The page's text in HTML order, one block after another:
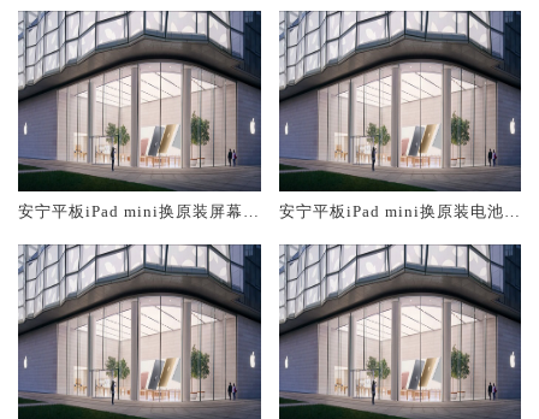
安宁平板iPad mini换原装屏幕服
安宁平板iPad mini换原装电池维